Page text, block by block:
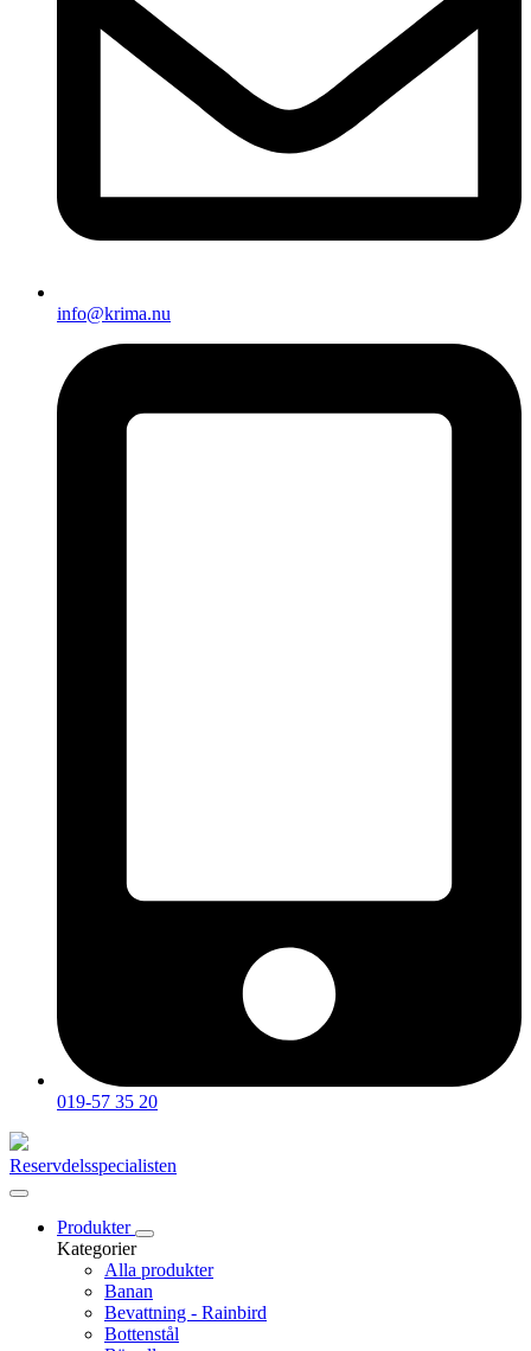
info@krima.nu
019-57 35 20
Reservdelsspecialisten
Produkter
Kategorier
Alla produkter
Banan
Bevattning - Rainbird
Bottenstål